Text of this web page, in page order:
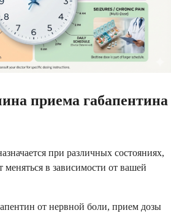
приема габапентина
при различных состояниях,
в зависимости от вашей
от нервной боли, прием дозы